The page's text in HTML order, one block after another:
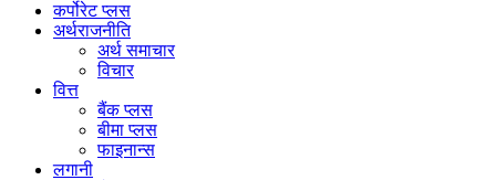
कर्पोरेट प्लस
अर्थराजनीति
अर्थ समाचार
विचार
वित्त
बैंक प्लस
बीमा प्लस
फाइनान्स
लगानी